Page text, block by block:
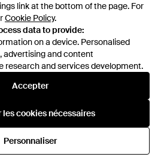
link at the bottom of the page. For
Cookie Policy.
data to provide:
on a device. Personalised
advertising and content
research and services development.
Accepter
cookies nécessaires
Personnaliser
link at the bottom of the page. For
Cookie Policy.
data to provide:
on a device. Personalised
advertising and content
research and services development.
Accepter
cookies nécessaires
Personnaliser